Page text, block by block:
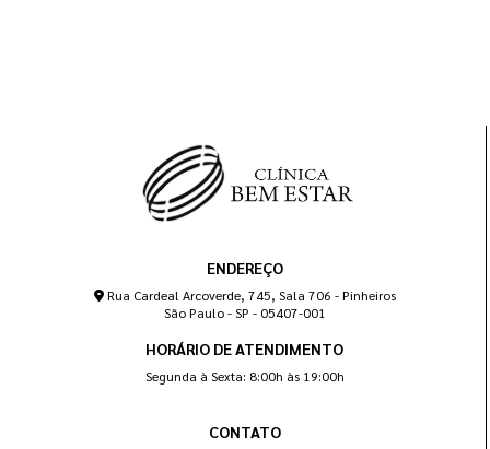
ENDEREÇO
Rua Cardeal Arcoverde, 745, Sala 706 - Pinheiros
São Paulo - SP - 05407-001
HORÁRIO DE ATENDIMENTO
Segunda à Sexta: 8:00h às 19:00h
CONTATO